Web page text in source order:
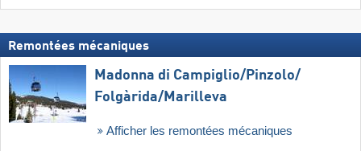
Remontées mécaniques
Madonna di Campiglio/​Pinzolo/​
Folgàrida/​Marilleva
Afficher les remontées mécaniques